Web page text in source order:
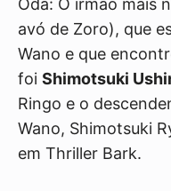
Oda: O irmão mais
avó de Zoro), que
Wano e que
foi Shimotsuki
Ringo e o
Wano, Shimotsuki
em Thriller Bark.